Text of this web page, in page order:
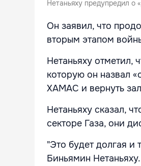
Нетаньяху предупредил о
Он заявил, что
вторым этапом
Нетаньяху отметил,
которую он назвал
ХАМАС и вернуть
Нетаньяху сказал,
секторе Газа, они
"Это будет долгая
Биньямин Нетаньяху.